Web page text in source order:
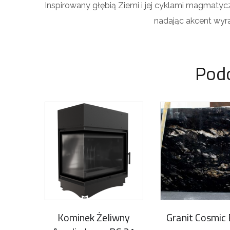
Inspirowany głębią Ziemi i jej cyklami
nadając akcent
Kominek Żeliwny
Granit Cosmic